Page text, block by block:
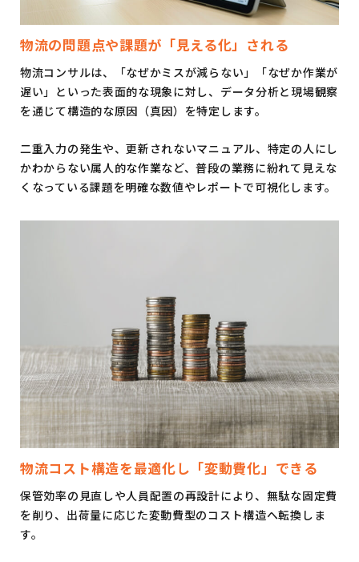
物流の問題点や課題が「見える化」される
物流コンサルは、「なぜかミスが減らない」「なぜか作業が
遅い」といった表面的な現象に対し、データ分析と現場観察
を通じて構造的な原因（真因）を特定します。
二重入力の発生や、更新されないマニュアル、特定の人にし
かわからない属人的な作業など、普段の業務に紛れて見えな
くなっている課題を明確な数値やレポートで可視化します。
物流コスト構造を最適化し「変動費化」できる
保管効率の見直しや人員配置の再設計により、無駄な固定費
を削り、出荷量に応じた変動費型のコスト構造へ転換しま
す。